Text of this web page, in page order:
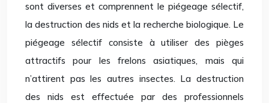
sont diverses et comprennent le piégeage sélectif,
la destruction des nids et la recherche biologique. Le
piégeage sélectif consiste à utiliser des pièges
attractifs pour les frelons asiatiques, mais qui
n’attirent pas les autres insectes. La destruction
des nids est effectuée par des professionnels